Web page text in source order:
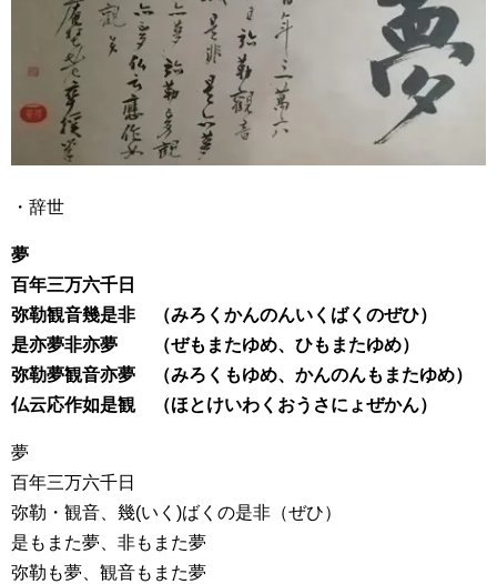
・辞世
夢
百年三万六千日
弥勒観音幾是非 （みろくかんのんいくばくのぜひ）
是亦夢非亦夢 （ぜもまたゆめ、ひもまたゆめ）
弥勒夢観音亦夢 （みろくもゆめ、かんのんもまたゆめ）
仏云応作如是観 （ほとけいわくおうさにょぜかん）
夢
百年三万六千日
弥勒・観音、幾(いく)ばくの是非（ぜひ）
是もまた夢、非もまた夢
弥勒も夢、観音もまた夢